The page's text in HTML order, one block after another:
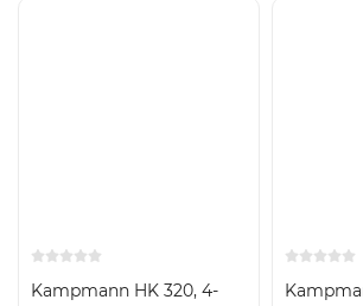
Kampmann HK 320, 4-